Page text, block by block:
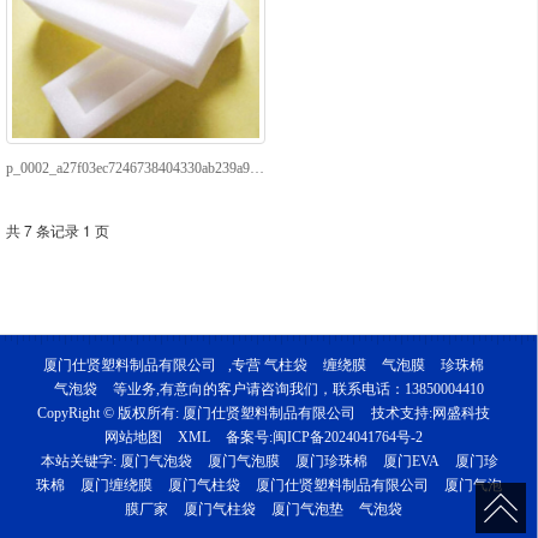
p_0002_a27f03ec7246738404330ab239a935a7
共 7 条记录 1 页
厦门仕贤塑料制品有限公司 ,专营 气柱袋 缠绕膜 气泡膜
珍珠棉
气泡袋
等业务,有意向的客户请咨询我们，联系电话：13850004410
CopyRight © 版权所有: 厦门仕贤塑料制品有限公司 技术支持:网盛科技
网站地图
XML 备案号:闽ICP备2024041764号-2
本站关键字: 厦门气泡袋 厦门气泡膜 厦门珍珠棉 厦门EVA
厦门珍
珠棉
厦门缠绕膜 厦门气柱袋 厦门仕贤塑料制品有限公司
厦门气泡
膜厂家
厦门气柱袋 厦门气泡垫 气泡袋